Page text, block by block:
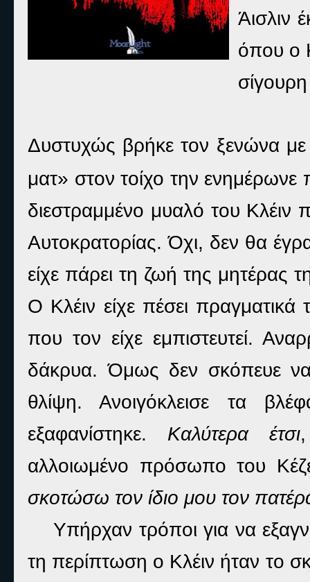
Άισλιν
όπου ο
Δυστυχώς βρήκε τον ξενώνα με
ματ» στον τοίχο την
διεστραμμένο μυαλό του Κλέιν
Αυτοκρατορίας. Όχι, δεν θα
είχε πάρει τη ζωή της μητέρας
Ο Κλέιν είχε πέσει πραγματικά
που τον είχε εμπιστευτεί.
δάκρυα. Όμως δεν σκόπευε να
θλίψη. Ανοιγόκλεισε τα
εξαφανίστηκε. Καλύτερα έτσι
αλλοιωμένο πρόσωπο του
σκοτώσω τον ίδιο μου τον
Υπήρχαν τρόποι για να
τη περίπτωση ο Κλέιν ήταν το